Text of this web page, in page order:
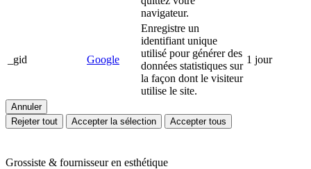
navigateur.
_gid Google
Enregistre un
identifiant unique
utilisé pour générer des
données statistiques sur
la façon dont le visiteur
utilise le site.
1 jour
Annuler
Rejeter tout
Accepter la sélection Accepter tous
Grossiste & fournisseur en esthétique